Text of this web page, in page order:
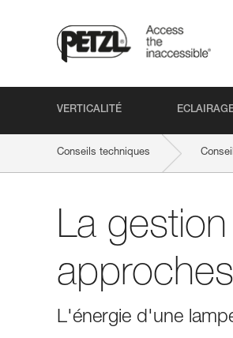
VERTICALITÉ
Conseils techniques
La
L'énergie d'une